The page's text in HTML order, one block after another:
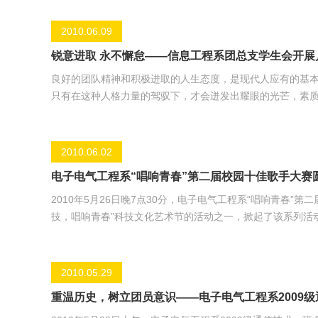
2010.06.09
锐意进取 永不懈怠——信息工程系团总支学生会开展
良好的团队精神和积极进取的人生态度，是现代人应有的
只有在这种人格力量的驾驭下，才会迸发出耀眼的光芒，素质拓展应运而生。 基于此，在2010年6月6日上
合四个团队，并负责安排、策划、组织、开展活动，在规定
2010.06.02
电子电气工程系“唱响青春”第二届校园十佳歌手大赛
2010年5月26日晚7点30分，电子电气工程系“唱响青春”第
技，唱响青春”科技文化艺术节的活动之一，掀起了该系列活动的又一个高潮。 “5、4、3、2、1”，伴随着
水， 超越梦想一起飞， 你我需要真心面对， 让生命回味这
2010.05.29
重温历史，树立团员意识——电子电气工程系2009级